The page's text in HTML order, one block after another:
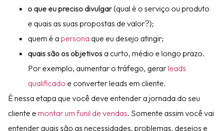
o que eu preciso divulgar(qual é o serviço ou produto
e quais as suas propostas de valor?);
quem é a persona que eu desejo atingir;
quais são os objetivosa curto, médio e longo prazo.
Por exemplo, aumentar o tráfego, gerarleads
qualificado e converter leads em cliente.
É nessa etapa que você deve entender a jornada do seu
cliente e montar um funil de vendas. Somente assim você vai
entender quais são as necessidades, problemas, desejos e